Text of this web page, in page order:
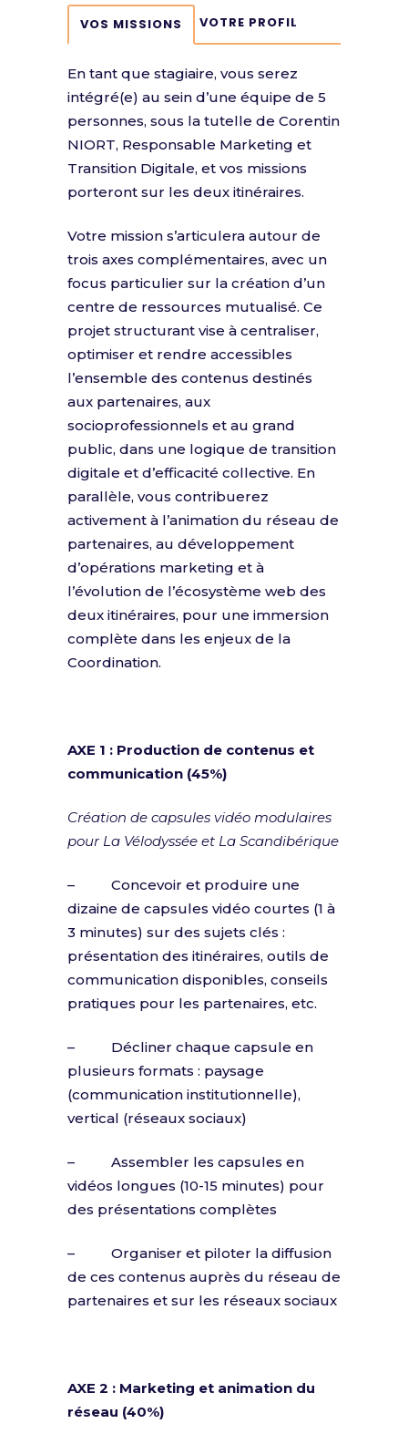
VOS MISSIONS VOTRE PROFIL
En tant que stagiaire, vous serez
intégré(e) au sein d’une équipe de 5
personnes, sous la tutelle de Corentin
NIORT, Responsable Marketing et
Transition Digitale, et vos missions
porteront sur les deux itinéraires.
Votre mission s’articulera autour de
trois axes complémentaires, avec un
focus particulier sur la création d’un
centre de ressources mutualisé. Ce
projet structurant vise à centraliser,
optimiser et rendre accessibles
l’ensemble des contenus destinés
aux partenaires, aux
socioprofessionnels et au grand
public, dans une logique de transition
digitale et d’efficacité collective. En
parallèle, vous contribuerez
activement à l’animation du réseau de
partenaires, au développement
d’opérations marketing et à
l’évolution de l’écosystème web des
deux itinéraires, pour une immersion
complète dans les enjeux de la
Coordination.
AXE 1 : Production de contenus et
communication (45%)
Création de capsules vidéo modulaires
pour La Vélodyssée et La Scandibérique
– Concevoir et produire une
dizaine de capsules vidéo courtes (1 à
3 minutes) sur des sujets clés :
présentation des itinéraires, outils de
communication disponibles, conseils
pratiques pour les partenaires, etc.
– Décliner chaque capsule en
plusieurs formats : paysage
(communication institutionnelle),
vertical (réseaux sociaux)
– Assembler les capsules en
vidéos longues (10-15 minutes) pour
des présentations complètes
– Organiser et piloter la diffusion
de ces contenus auprès du réseau de
partenaires et sur les réseaux sociaux
AXE 2 : Marketing et animation du
réseau (40%)